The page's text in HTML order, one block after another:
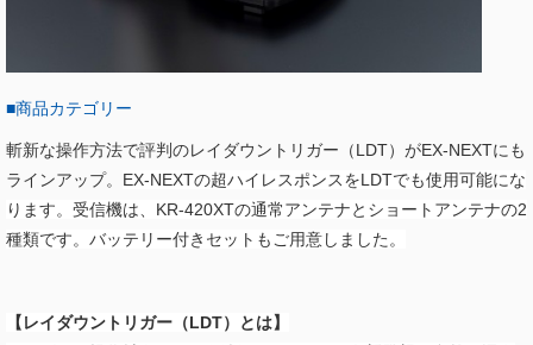
■商品カテゴリー
斬新な操作方法で評判のレイダウントリガー（LDT）がEX-NEXTにも
ラインアップ。 EX-NEXTの超ハイレスポンスをLDTでも使用可能にな
ります。受信機は、KR-420XTの通常アンテナとショートアンテナの2
種類です。バッテリー付きセットもご用意しました。
【レイダウントリガー（LDT）とは】